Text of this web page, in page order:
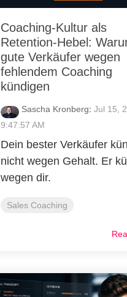
Coaching-Kultur als
Retention-Hebel:
gute Verkäufer wegen
fehlendem Coaching
kündigen
Sascha Kronberg: Jul 15,
9:47:57 AM
Dein bester Verkäufer
nicht wegen Gehalt. Er
wegen dir.
Sales Coaching